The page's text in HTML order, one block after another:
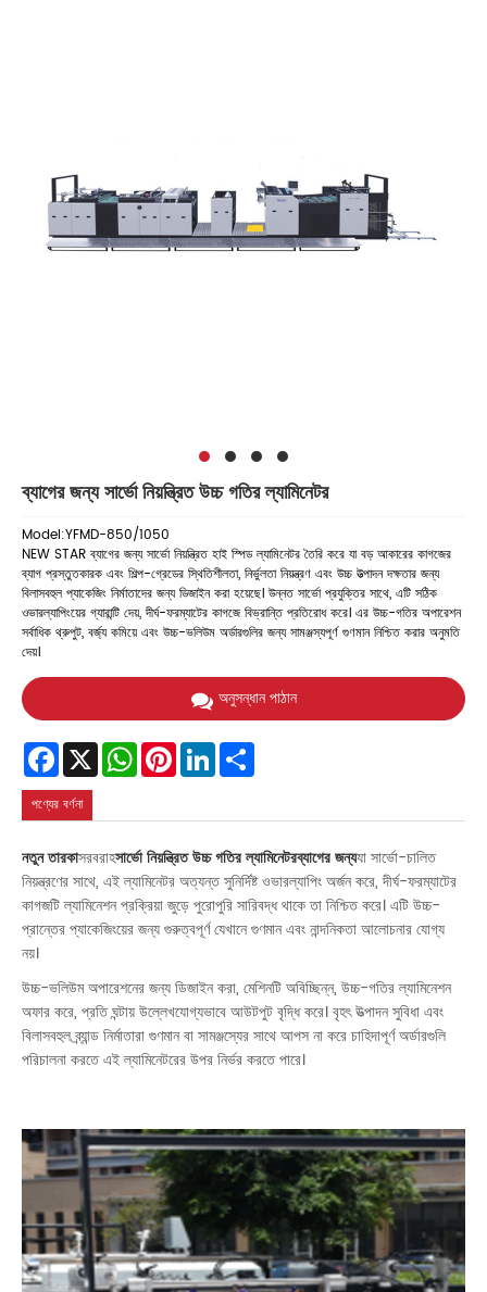
ব্যাগের জন্য সার্ভো নিয়ন্ত্রিত উচ্চ গতির ল্যামিনেটর
Model:YFMD-850/1050
NEW STAR ব্যাগের জন্য সার্ভো নিয়ন্ত্রিত হাই স্পিড ল্যামিনেটর তৈরি করে যা বড় আকারের কাগজের
ব্যাগ প্রস্তুতকারক এবং শিল্প-গ্রেডের স্থিতিশীলতা, নির্ভুলতা নিয়ন্ত্রণ এবং উচ্চ উত্পাদন দক্ষতার জন্য
বিলাসবহুল প্যাকেজিং নির্মাতাদের জন্য ডিজাইন করা হয়েছে। উন্নত সার্ভো প্রযুক্তির সাথে, এটি সঠিক
ওভারল্যাপিংয়ের গ্যারান্টি দেয়, দীর্ঘ-ফরম্যাটের কাগজে বিভ্রান্তি প্রতিরোধ করে। এর উচ্চ-গতির অপারেশন
সর্বাধিক থ্রুপুট, বর্জ্য কমিয়ে এবং উচ্চ-ভলিউম অর্ডারগুলির জন্য সামঞ্জস্যপূর্ণ গুণমান নিশ্চিত করার অনুমতি
দেয়।
অনুসন্ধান পাঠান
Facebook
X WhatsAppPinterestLinkedIn
পণ্যের বর্ণনা
নতুন তারকাসরবরাহসার্ভো নিয়ন্ত্রিত উচ্চ গতির ল্যামিনেটরব্যাগের জন্যযা সার্ভো-চালিত
নিয়ন্ত্রণের সাথে, এই ল্যামিনেটর অত্যন্ত সুনির্দিষ্ট ওভারল্যাপিং অর্জন করে, দীর্ঘ-ফরম্যাটের
কাগজটি ল্যামিনেশন প্রক্রিয়া জুড়ে পুরোপুরি সারিবদ্ধ থাকে তা নিশ্চিত করে। এটি উচ্চ-
প্রান্তের প্যাকেজিংয়ের জন্য গুরুত্বপূর্ণ যেখানে গুণমান এবং নান্দনিকতা আলোচনার যোগ্য
নয়।
উচ্চ-ভলিউম অপারেশনের জন্য ডিজাইন করা, মেশিনটি অবিচ্ছিন্ন, উচ্চ-গতির ল্যামিনেশন
অফার করে, প্রতি ঘন্টায় উল্লেখযোগ্যভাবে আউটপুট বৃদ্ধি করে। বৃহৎ উত্পাদন সুবিধা এবং
বিলাসবহুল ব্র্যান্ড নির্মাতারা গুণমান বা সামঞ্জস্যের সাথে আপস না করে চাহিদাপূর্ণ অর্ডারগুলি
পরিচালনা করতে এই ল্যামিনেটরের উপর নির্ভর করতে পারে।